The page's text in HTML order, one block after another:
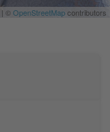
| ©OpenStreetMapcontributors